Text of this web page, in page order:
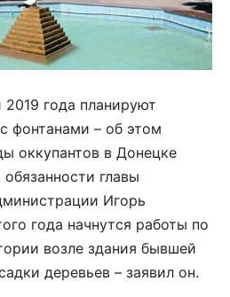
года планируют
фонтанами – об этом
оккупантов в Донецке
главы
Игорь
года начнутся работы по
возле здания бывшей
деревьев – заявил он.